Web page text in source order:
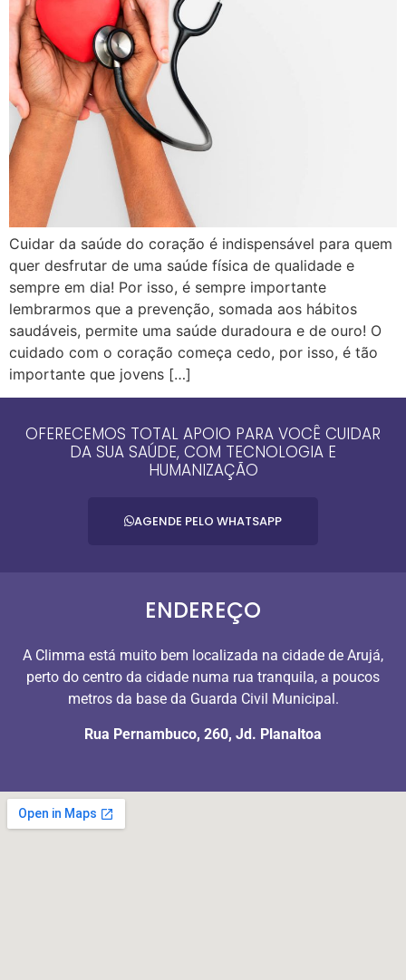
Cuidar da saúde do coração é indispensável para quem
quer desfrutar de uma saúde física de qualidade e
sempre em dia! Por isso, é sempre importante
lembrarmos que a prevenção, somada aos hábitos
saudáveis, permite uma saúde duradoura e de ouro! O
cuidado com o coração começa cedo, por isso, é tão
importante que jovens […]
OFERECEMOS TOTAL APOIO PARA VOCÊ CUIDAR
DA SUA SAÚDE, COM TECNOLOGIA E
HUMANIZAÇÃO
AGENDE PELO WHATSAPP
ENDEREÇO
A Climma está muito bem localizada na cidade de Arujá,
perto do centro da cidade numa rua tranquila, a poucos
metros da base da Guarda Civil Municipal.
Rua Pernambuco, 260, Jd. Planaltoa